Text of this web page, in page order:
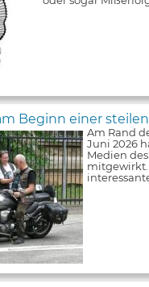
Beginn einer
Am Rand
Juni 2026
Medien
mitgewirkt.